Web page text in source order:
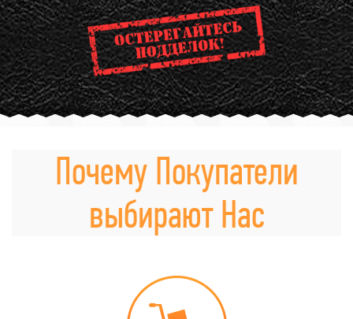
Почему Покупатели
выбирают Нас